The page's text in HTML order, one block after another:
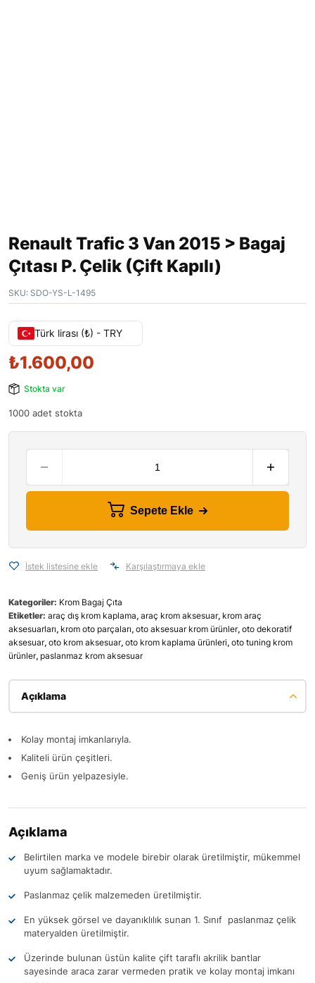
Renault Trafic 3 Van 2015 > Bagaj
Çıtası P. Çelik (Çift Kapılı)
SKU: SDO-YS-L-1495
Türk lirası (₺) - TRY
₺1.600,00
Stokta var
1000 adet stokta
Sepete Ekle
İstek listesine ekle Karşılaştırmaya ekle
Kategoriler: Krom Bagaj Çıta
Etiketler: araç dış krom kaplama, araç krom aksesuar, krom araç
aksesuarları, krom oto parçaları, oto aksesuar krom ürünler, oto dekoratif
aksesuar, oto krom aksesuar, oto krom kaplama ürünleri, oto tuning krom
ürünler, paslanmaz krom aksesuar
Açıklama
Kolay montaj imkanlarıyla.
Kaliteli ürün çeşitleri.
Geniş ürün yelpazesiyle.
Açıklama
Belirtilen marka ve modele birebir olarak üretilmiştir, mükemmel
uyum sağlamaktadır.
Paslanmaz çelik malzemeden üretilmiştir.
En yüksek görsel ve dayanıklılık sunan 1. Sınıf paslanmaz çelik
materyalden üretilmiştir.
Üzerinde bulunan üstün kalite çift taraflı akrilik bantlar
sayesinde araca zarar vermeden pratik ve kolay montaj imkanı